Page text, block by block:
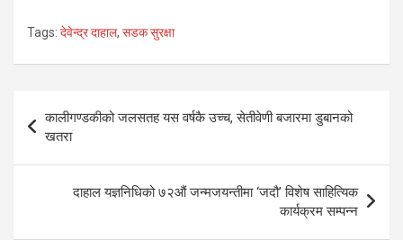
Tags: देवेन्द्र दाहाल, सडक सुरक्षा
navigation
कालीगण्डकीको जलसतह यस वर्षकै उच्च, सेतीवेणी बजारमा डुबानको
खतरा
दाहाल यज्ञनिधिको ७२औं जन्मजयन्तीमा ‘जदौ’ विशेष साहित्यिक
कार्यक्रम सम्पन्न